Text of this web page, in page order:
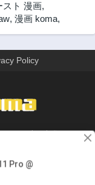
スト 漫画,
, 漫画 koma,
Policy
ット上で収集されま
いないか、責任を負いま
じて、すぐに検討して削